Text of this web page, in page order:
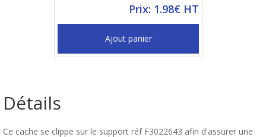
Prix: 1.98€ HT
Ajout panier
Détails
Ce cache se clippe sur le support réf F3022643 afin d'assurer une